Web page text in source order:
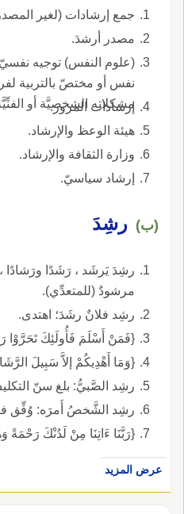
جمع إرشادات (لغير
مصدر أرشدَ.
(علوم النفس) توجيه
نفس أو مختصّ بالتربية
مشكلاته الشخصيَّة أو
إرشادات المرور.
هيئة الوعظ والإرشاد.
وزارة الثقافة والإرشاد.
إرشاد سياسيّ.
(ب) رشِدَ
رشِدَ يَرشَد ، رَشَدًا ورَشادًا
مرشودٌ (للمتعدِّي).
رشِد فلانٌ رشَدَ؛ اهتدى.
{فَمَنْ أَسْلَمَ فَأُولَئِكَ تَحَرَّوْا
{وَمَا أَهْدِيكُمْ إلاَّ سَبِيلَ
رشِد الصَّبيُّ: بلغ سنّ
رشِد الشَّخصُ أَمرَه: وُفِّق
{رَبَّنَا ءَاتِنَا مِنْ لَدُنْكَ رَحْمَةً
عرض المزيد